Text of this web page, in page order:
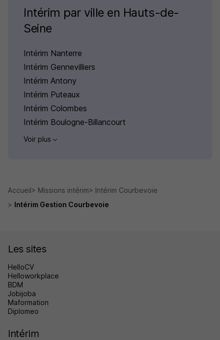
Intérim par ville en Hauts-de-
Seine
Intérim Nanterre
Intérim Gennevilliers
Intérim Antony
Intérim Puteaux
Intérim Colombes
Intérim Boulogne-Billancourt
Voir plus
Accueil Missions intérim
Intérim Courbevoie
Intérim Gestion Courbevoie
Les sites
HelloCV
Helloworkplace
BDM
Jobijoba
Maformation
Diplomeo
Intérim